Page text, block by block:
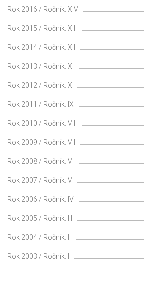
Rok 2016 / Ročník: XIV
Rok 2015 / Ročník: XIII
Rok 2014 / Ročník: XII
Rok 2013 / Ročník: XI
Rok 2012 / Ročník: X
Rok 2011 / Ročník: IX
Rok 2010 / Ročník: VIII
Rok 2009 / Ročník: VII
Rok 2008 / Ročník: VI
Rok 2007 / Ročník: V
Rok 2006 / Ročník: IV
Rok 2005 / Ročník: III
Rok 2004 / Ročník: II
Rok 2003 / Ročník: I